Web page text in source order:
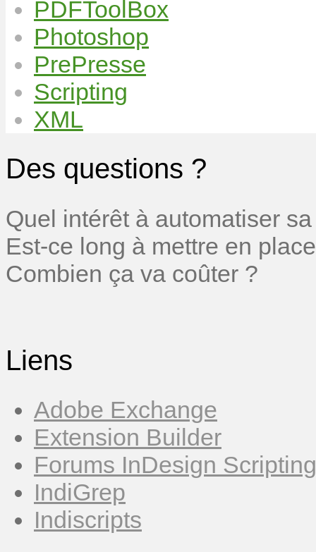
PDFToolBox
Photoshop
PrePresse
Scripting
XML
Des questions ?
Quel intérêt à automatiser
Est-ce long à mettre en
Combien ça va coûter ?
Liens
Adobe Exchange
Extension Builder
Forums InDesign Scripting
IndiGrep
Indiscripts